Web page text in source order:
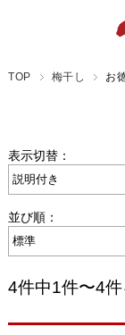
TOP 梅干し お
表示切替：
並び順：
4件中1件〜4